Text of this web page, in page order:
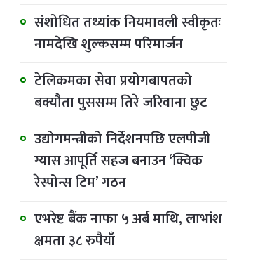
संशोधित तथ्यांक नियमावली स्वीकृतः
नामदेखि शुल्कसम्म परिमार्जन
टेलिकमका सेवा प्रयोगबापतको
बक्यौता पुससम्म तिरे जरिवाना छुट
उद्योगमन्त्रीको निर्देशनपछि एलपीजी
ग्यास आपूर्ति सहज बनाउन ‘क्विक
रेस्पोन्स टिम’ गठन
एभरेष्ट बैंक नाफा ५ अर्ब माथि, लाभांश
क्षमता ३८ रुपैयाँ